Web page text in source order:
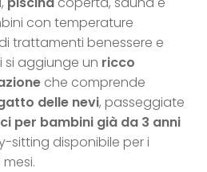
con temperature
trattamenti benessere e
si aggiunge un ricco
che comprende
delle nevi, passeggiate
per bambini già da 3 anni
sitting disponibile per i